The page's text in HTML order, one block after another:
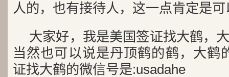
人的，也有接待人，这一点肯定是
大家好，我是美国签证找大鹤，
当然也可以说是丹顶鹤的鹤，大鹤
证找大鹤的微信号是:usadahe